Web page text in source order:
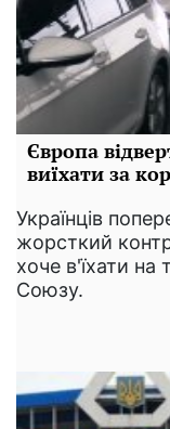
Європа
виїхати за
Українців
жорсткий
хоче в'їхати на
Союзу.